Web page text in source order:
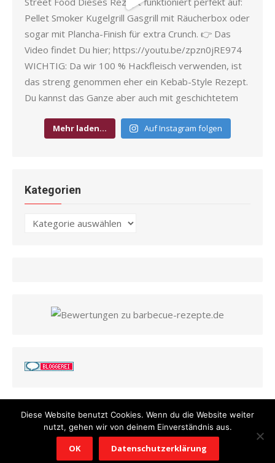
Mehr laden… Auf Instagram folgen
Kategorien
Kategorien
© 2026 Barbecue Rezepte/ Powered by WordPress /
Theme by
Design Lab
Diese Website benutzt Cookies. Wenn du die Website weiter
nutzt, gehen wir von deinem Einverständnis aus.
OK Datenschutzerklärung